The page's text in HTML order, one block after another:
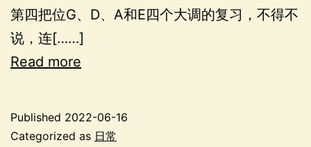
第四把位G、D、A和E四个大调的复习，不得不
说，连[……]
Read more
Published 2022-06-16
Categorized as 日常